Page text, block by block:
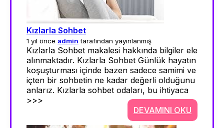
Kızlarla Sohbet
1 yıl önce admin tarafından yayınlanmış
Kızlarla Sohbet makalesi hakkında bilgiler ele
alınmaktadır. Kızlarla Sohbet Günlük hayatın
koşuşturması içinde bazen sadece samimi ve
içten bir sohbetin ne kadar değerli olduğunu
anlarız. Kızlarla sohbet odaları, bu ihtiyaca
>>>
DEVAMINI OKU